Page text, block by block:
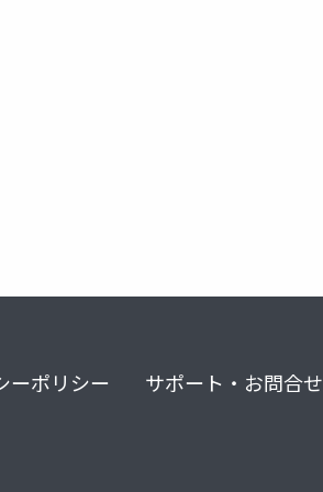
ーポリシー サポート・お問合せ